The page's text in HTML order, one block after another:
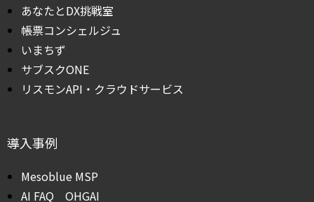
あなたとDX挑戦室
帳票コンシェルジュ
いまちず
サブスクONE
リスモンAPI・クラウドサービス
導入事例
Mesoblue MSP
AI FAQ OHGAI